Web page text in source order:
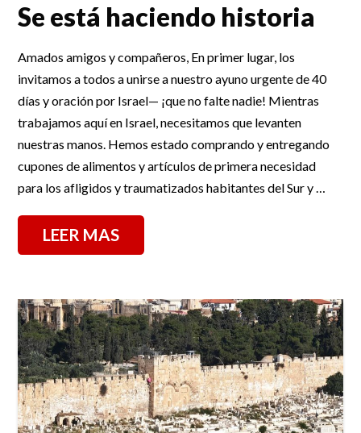
Se está haciendo historia
Amados amigos y compañeros, En primer lugar, los
invitamos a todos a unirse a nuestro ayuno urgente de 40
días y oración por Israel— ¡que no falte nadie! Mientras
trabajamos aquí en Israel, necesitamos que levanten
nuestras manos. Hemos estado comprando y entregando
cupones de alimentos y artículos de primera necesidad
para los afligidos y traumatizados habitantes del Sur y …
LEER MAS